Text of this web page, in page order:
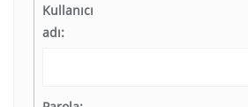
Kullanıcı
adı: